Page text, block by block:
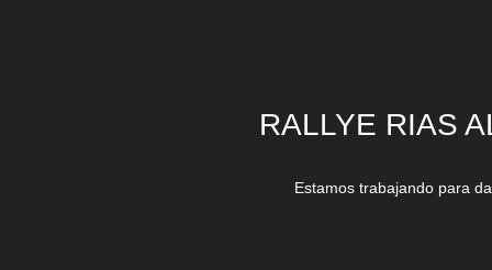
RALLYE RIAS
Estamos trabajando para